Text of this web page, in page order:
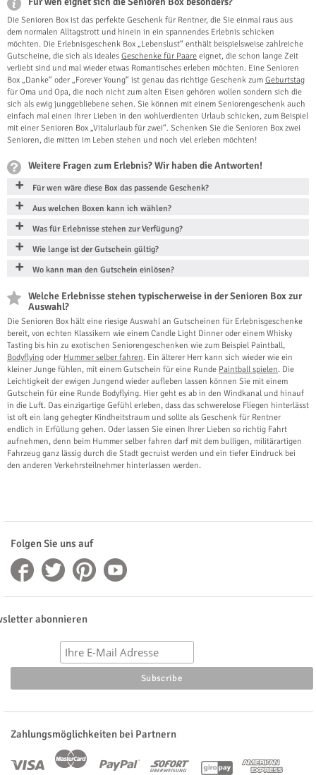
Die Senioren Box ist das perfekte Geschenk für Rentner, die Sie einmal raus aus
dem normalen Alltagstrott und hinein in ein spannendes Erlebnis schicken
möchten. Die Erlebnisgeschenk Box „Lebenslust“ enthält beispielsweise zahlreiche
Gutscheine, die sich als ideales Geschenke für Paare eignet, die schon lange Zeit
verliebt sind und mal wieder etwas Romantisches erleben möchten. Eine Senioren
Box „Danke“ oder „Forever Young“ ist genau das richtige Geschenk zum Geburtstag
für Oma und Opa, die noch nicht zum alten Eisen gehören wollen sondern sich die
sich als ewig junggebliebene sehen. Sie können mit einem Seniorengeschenk auch
einfach mal einen Ihrer Lieben in den wohlverdienten Urlaub schicken, zum Beispiel
mit einer Senioren Box „Vitalurlaub für zwei“. Schenken Sie die Senioren Box zwei
Senioren, die mitten im Leben stehen und noch viel erleben möchten!
Weitere Fragen zum Erlebnis? Wir haben die Antworten!
Für wen wäre diese Box das passende Geschenk?
Aus welchen Boxen kann ich wählen?
Was für Erlebnisse stehen zur Verfügung?
Wie lange ist der Gutschein gültig?
Wo kann man den Gutschein einlösen?
Welche Erlebnisse stehen typischerweise in der Senioren Box zur
Auswahl?
Die Senioren Box hält eine riesige Auswahl an Gutscheinen für Erlebnisgeschenke
bereit, von echten Klassikern wie einem Candle Light Dinner oder einem Whisky
Tasting bis hin zu exotischen Seniorengeschenken wie zum Beispiel Paintball,
Bodyflying oder Hummer selber fahren. Ein älterer Herr kann sich wieder wie ein
kleiner Junge fühlen, mit einem Gutschein für eine Runde Paintball spielen. Die
Leichtigkeit der ewigen Jungend wieder aufleben lassen können Sie mit einem
Gutschein für eine Runde Bodyflying. Hier geht es ab in den Windkanal und hinauf
in die Luft. Das einzigartige Gefühl erleben, dass das schwerelose Fliegen hinterlässt
ist oft ein lang gehegter Kindheitstraum und sollte als Geschenk für Rentner
endlich in Erfüllung gehen. Oder lassen Sie einen Ihrer Lieben so richtig Fahrt
aufnehmen, denn beim Hummer selber fahren darf mit dem bulligen, militärartigen
Fahrzeug ganz lässig durch die Stadt gecruist werden und ein tiefer Eindruck bei
den anderen Verkehrsteilnehmer hinterlassen werden.
Folgen Sie uns auf
abonnieren
Zahlungsmöglichkeiten bei Partnern